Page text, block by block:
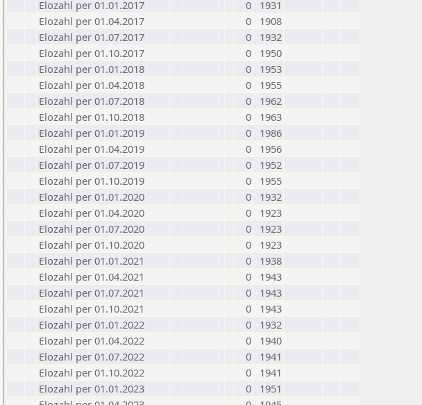
Elozahl per 01.01.2017
0
1931
Elozahl per 01.04.2017
0
1908
Elozahl per 01.07.2017
0
1932
Elozahl per 01.10.2017
0
1950
Elozahl per 01.01.2018
0
1953
Elozahl per 01.04.2018
0
1955
Elozahl per 01.07.2018
0
1962
Elozahl per 01.10.2018
0
1963
Elozahl per 01.01.2019
0
1986
Elozahl per 01.04.2019
0
1956
Elozahl per 01.07.2019
0
1952
Elozahl per 01.10.2019
0
1955
Elozahl per 01.01.2020
0
1932
Elozahl per 01.04.2020
0
1923
Elozahl per 01.07.2020
0
1923
Elozahl per 01.10.2020
0
1923
Elozahl per 01.01.2021
0
1938
Elozahl per 01.04.2021
0
1943
Elozahl per 01.07.2021
0
1943
Elozahl per 01.10.2021
0
1943
Elozahl per 01.01.2022
0
1932
Elozahl per 01.04.2022
0
1940
Elozahl per 01.07.2022
0
1941
Elozahl per 01.10.2022
0
1941
Elozahl per 01.01.2023
0
1951